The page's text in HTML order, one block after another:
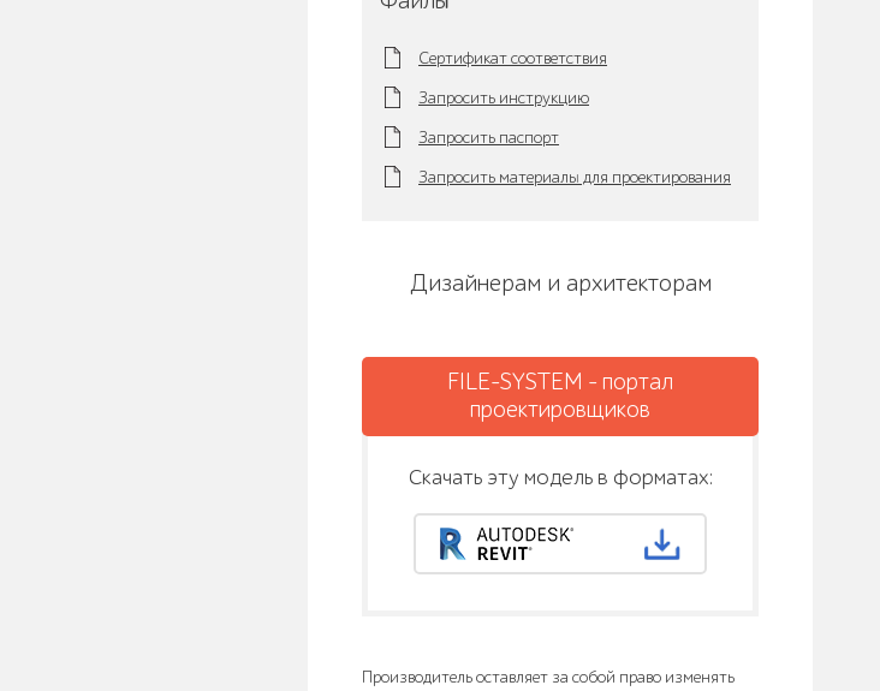
Сертификат соответствия
Запросить инструкцию
Запросить паспорт
Запросить материалы для проектирования
Дизайнерам и архитекторам
FILE-SYSTEM - портал
проектировщиков
Скачать эту модель в форматах:
Производитель оставляет за собой право изменять